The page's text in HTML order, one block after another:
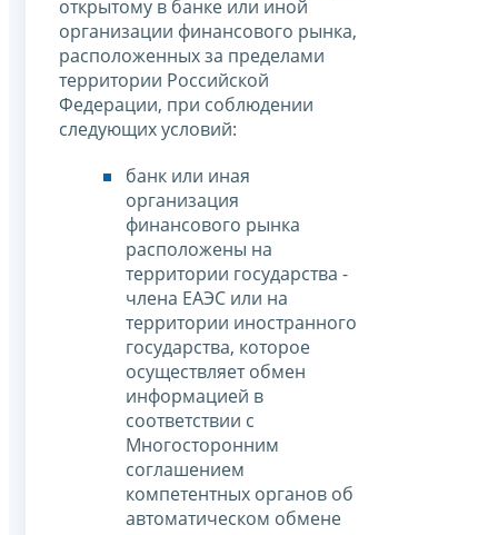
открытому в банке или иной
организации финансового рынка,
расположенных за пределами
территории Российской
Федерации, при соблюдении
следующих условий:
банк или иная
организация
финансового рынка
расположены на
территории государства -
члена ЕАЭС или на
территории иностранного
государства, которое
осуществляет обмен
информацией в
соответствии с
Многосторонним
соглашением
компетентных органов об
автоматическом обмене